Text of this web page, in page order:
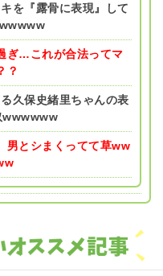
を『露骨に表現』して
ぎ…これが合法ってマ
？
久保史緒里ちゃんの表
wwwwww
男とシまくってて草ww